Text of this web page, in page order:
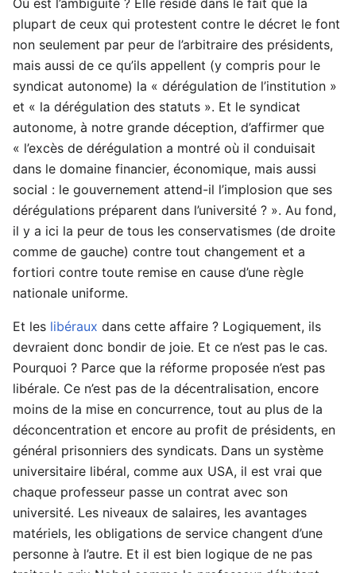
plupart de ceux qui protestent contre le décret le font
non seulement par peur de l’arbitraire des présidents,
mais aussi de ce qu’ils appellent (y compris pour le
syndicat autonome) la « dérégulation de l’institution »
et « la dérégulation des statuts ». Et le syndicat
autonome, à notre grande déception, d’affirmer que
« l’excès de dérégulation a montré où il conduisait
dans le domaine financier, économique, mais aussi
social : le gouvernement attend-il l’implosion que ses
dérégulations préparent dans l’université ? ». Au fond,
il y a ici la peur de tous les conservatismes (de droite
comme de gauche) contre tout changement et a
fortiori contre toute remise en cause d’une règle
nationale uniforme.
Et les libéraux dans cette affaire ? Logiquement, ils
devraient donc bondir de joie. Et ce n’est pas le cas.
Pourquoi ? Parce que la réforme proposée n’est pas
libérale. Ce n’est pas de la décentralisation, encore
moins de la mise en concurrence, tout au plus de la
déconcentration et encore au profit de présidents, en
général prisonniers des syndicats. Dans un système
universitaire libéral, comme aux USA, il est vrai que
chaque professeur passe un contrat avec son
université. Les niveaux de salaires, les avantages
matériels, les obligations de service changent d’une
personne à l’autre. Et il est bien logique de ne pas